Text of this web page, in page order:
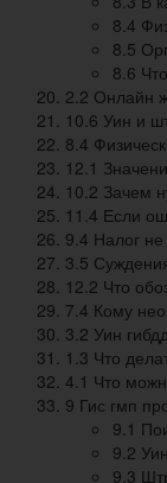
8.4
8.5
8.6
2.2 Онлайн
10.6 Уин и
8.4
12.1
10.2 Зачем
11.4 Если
9.4 Налог
3.5
12.2 Что
7.4 Кому
3.2 Уин гибдд
1.3 Что
4.1 Что
9 Гис гмп
9.1
9.2
9.3